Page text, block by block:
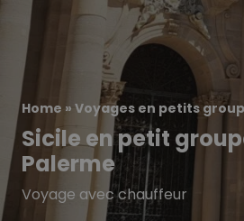
Home » Voyages en petits
Sicile en petit
Palerme
Voyage avec chauffeur